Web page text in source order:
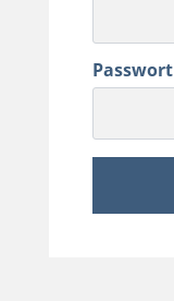
Passwort